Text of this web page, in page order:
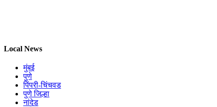
Local News
मुंबई
पुणे
पिंपरी-चिंचवड
पुणे जिल्हा
नांदेड